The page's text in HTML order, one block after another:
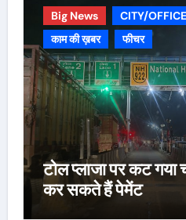
Big News CITY/OFFICE
काम की ख़बर
फीचर
टोल प्लाजा पर कट गया
कर सकते हैं पेमेंट